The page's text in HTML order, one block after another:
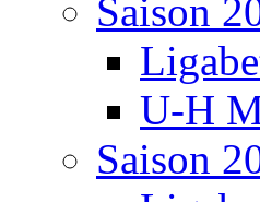
Saison
U-H
Saison